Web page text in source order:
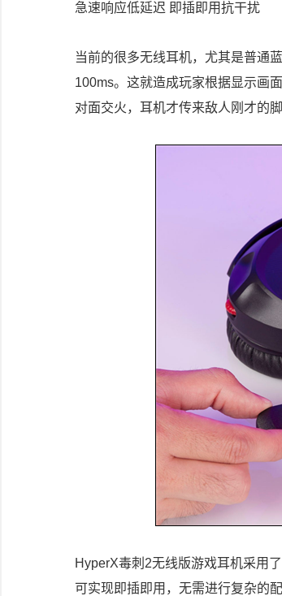
急速响应低延迟 即插即用抗干扰
当前的很多无线耳机，尤其是普通
100ms。这就造成玩家根据显示画
对面交火，耳机才传来敌人刚才的
HyperX毒刺2无线版游戏耳机采用
可实现即插即用，无需进行复杂的